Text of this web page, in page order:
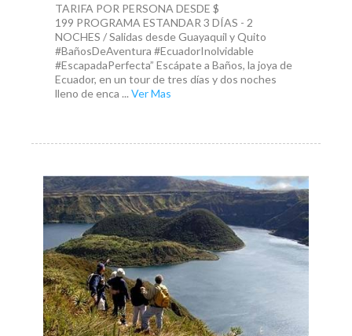
TARIFA POR PERSONA DESDE $
199 PROGRAMA ESTANDAR 3 DÍAS - 2
NOCHES / Salidas desde Guayaquil y Quito
#BañosDeAventura #EcuadorInolvidable
#EscapadaPerfecta” Escápate a Baños, la joya de
Ecuador, en un tour de tres días y dos noches
lleno de enca ... Ver Mas